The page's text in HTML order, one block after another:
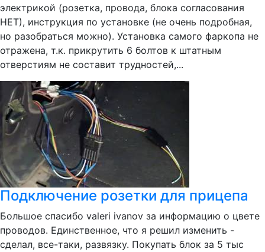
электрикой (розетка, провода, блока согласования
НЕТ), инструкция по установке (не очень подробная,
но разобраться можно). Установка самого фаркопа не
отражена, т.к. прикрутить 6 болтов к штатным
отверстиям не составит трудностей,...
Подключение розетки для прицепа
Большое спасибо valeri ivanov за информацию о цвете
проводов. Единственное, что я решил изменить -
сделал, все-таки, развязку. Покупать блок за 5 тыс